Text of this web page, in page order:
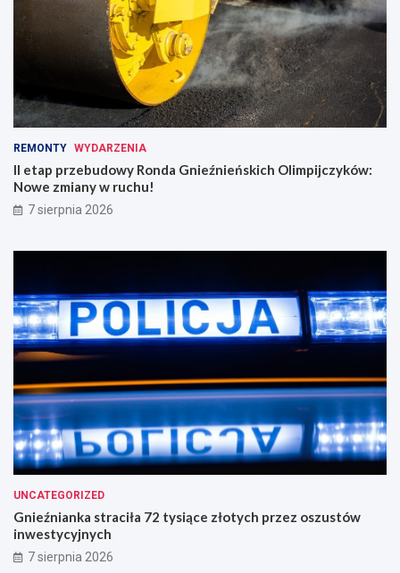
REMONTY WYDARZENIA
II etap przebudowy Ronda Gnieźnieńskich Olimpijczyków:
Nowe zmiany w ruchu!
7 sierpnia 2026
UNCATEGORIZED
Gnieźnianka straciła 72 tysiące złotych przez oszustów
inwestycyjnych
7 sierpnia 2026